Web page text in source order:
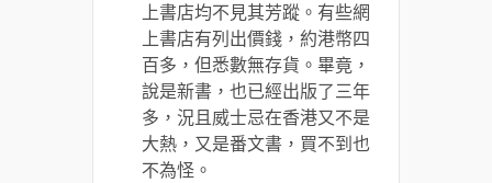
上書店均不見其芳蹤。有些網
上書店有列出價錢，約港幣四
百多，但悉數無存貨。畢竟，
說是新書，也已經出版了三年
多，況且威士忌在香港又不是
大熱，又是番文書，買不到也
不為怪。